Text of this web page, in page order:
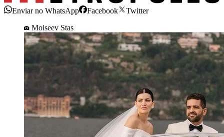
Enviar no WhatsApp Facebook
Twitter
Moiseev Stas